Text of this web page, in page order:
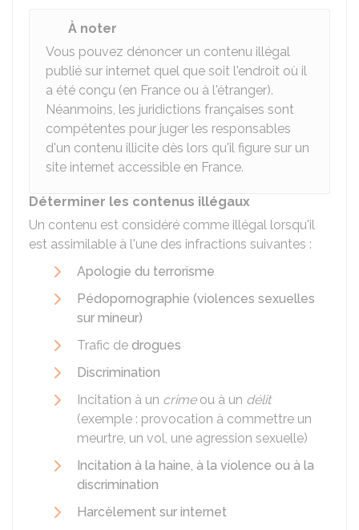
À noter
Vous pouvez dénoncer un contenu illégal
publié sur internet quel que soit l'endroit où il
a été conçu (en France ou à l'étranger).
Néanmoins, les juridictions françaises sont
compétentes pour juger les responsables
d'un contenu illicite dès lors qu'il figure sur un
site internet accessible en France.
Déterminer les contenus illégaux
Un contenu est considéré comme illégal lorsqu'il
est assimilable à l'une des infractions suivantes :
Apologie du terrorisme
Pédopornographie (violences sexuelles
sur mineur)
Trafic de drogues
Discrimination
Incitation à un crimeou à un délit
(exemple : provocation à commettre un
meurtre, un vol, une agression sexuelle)
Incitation à la haine, à la violence ou à la
discrimination
Harcèlement sur internet